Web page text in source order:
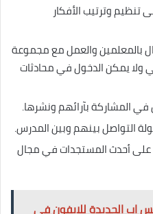
تنظيم وترتيب الأفكار
بالمعلمين والعمل مع مجموعة
ولا يمكن الدخول في محادثات
المشاركة بآرائهم ونشرها.
التواصل بينهم وبين المدرس.
على أحدث المستجدات في مجال
اب الجديدة للايفون في